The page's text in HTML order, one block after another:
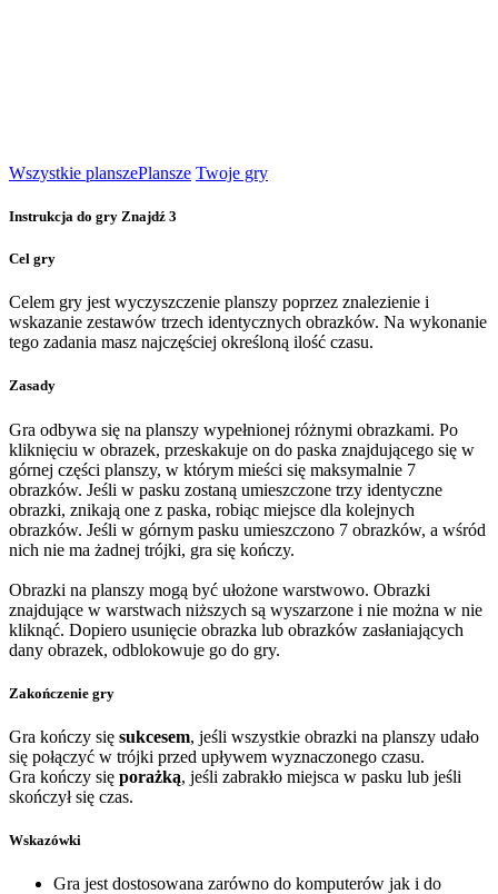
Wszystkie planszePlansze Twoje gry
Instrukcja do gry Znajdź 3
Cel gry
Celem gry jest wyczyszczenie planszy poprzez znalezienie i
wskazanie zestawów trzech identycznych obrazków. Na wykonanie
tego zadania masz najczęściej określoną ilość czasu.
Zasady
Gra odbywa się na planszy wypełnionej różnymi obrazkami. Po
kliknięciu w obrazek, przeskakuje on do paska znajdującego się w
górnej części planszy, w którym mieści się maksymalnie 7
obrazków. Jeśli w pasku zostaną umieszczone trzy identyczne
obrazki, znikają one z paska, robiąc miejsce dla kolejnych
obrazków. Jeśli w górnym pasku umieszczono 7 obrazków, a wśród
nich nie ma żadnej trójki, gra się kończy.
Obrazki na planszy mogą być ułożone warstwowo. Obrazki
znajdujące w warstwach niższych są wyszarzone i nie można w nie
kliknąć. Dopiero usunięcie obrazka lub obrazków zasłaniających
dany obrazek, odblokowuje go do gry.
Zakończenie gry
Gra kończy się sukcesem, jeśli wszystkie obrazki na planszy udało
się połączyć w trójki przed upływem wyznaczonego czasu.
Gra kończy się porażką, jeśli zabrakło miejsca w pasku lub jeśli
skończył się czas.
Wskazówki
Gra jest dostosowana zarówno do komputerów jak i do